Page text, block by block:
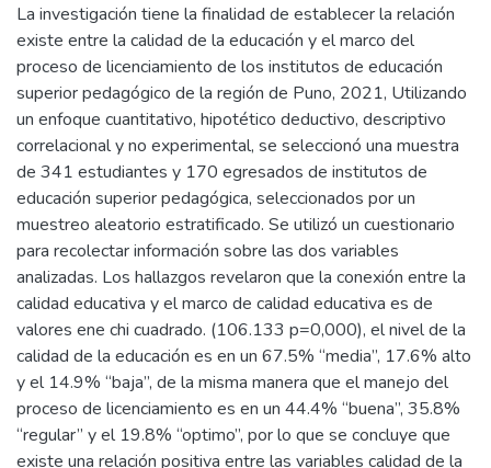
La investigación tiene la finalidad de establecer la relación
existe entre la calidad de la educación y el marco del
proceso de licenciamiento de los institutos de educación
superior pedagógico de la región de Puno, 2021, Utilizando
un enfoque cuantitativo, hipotético deductivo, descriptivo
correlacional y no experimental, se seleccionó una muestra
de 341 estudiantes y 170 egresados de institutos de
educación superior pedagógica, seleccionados por un
muestreo aleatorio estratificado. Se utilizó un cuestionario
para recolectar información sobre las dos variables
analizadas. Los hallazgos revelaron que la conexión entre la
calidad educativa y el marco de calidad educativa es de
valores ene chi cuadrado. (106.133 p=0,000), el nivel de la
calidad de la educación es en un 67.5% “media”, 17.6% alto
y el 14.9% “baja”, de la misma manera que el manejo del
proceso de licenciamiento es en un 44.4% “buena”, 35.8%
“regular” y el 19.8% “optimo”, por lo que se concluye que
existe una relación positiva entre las variables calidad de la